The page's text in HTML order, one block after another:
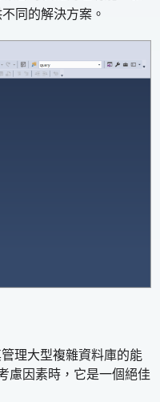
同的解決方案。
理大型複雜資料庫的能
慮因素時，它是一個絕佳